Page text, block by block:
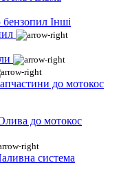
Інші
до мотокос
до мотокос
система